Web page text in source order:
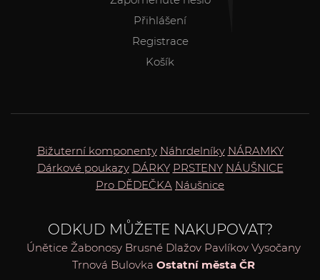
Přihlášení
Registrace
Košík
Bižuterní komponenty Náhrdelníky NÁRAMKY
Dárkové poukazy DÁRKY PRSTENY NÁUŠNICE
Pro DĚDEČKA Náušnice
ODKUD MŮŽETE NAKUPOVAT?
Únětice Žabonosy Brusné Dlažov Pavlíkov Vysočany
Trnová Bulovka Ostatní města ČR